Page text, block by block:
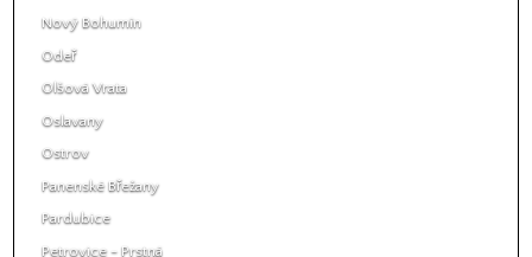
Nový Bohumín
Odeř
Olšová Vrata
Oslavany
Ostrov
Panenské Břežany
Pardubice
Petrovice - Prstná